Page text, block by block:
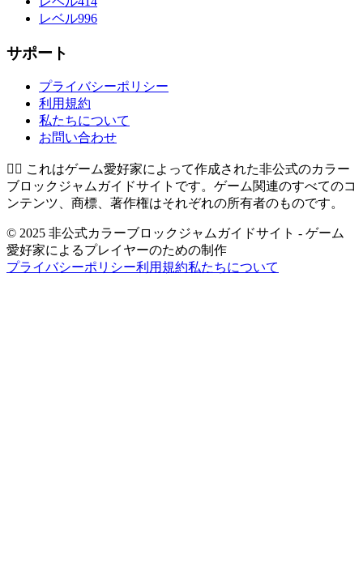
レベル996
サポート
プライバシーポリシー
利用規約
私たちについて
お問い合わせ
👉🏻 これはゲーム愛好家によって作成された非公式のカラー
ブロックジャムガイドサイトです。ゲーム関連のすべてのコ
ンテンツ、商標、著作権はそれぞれの所有者のものです。
© 2025 非公式カラーブロックジャムガイドサイト - ゲーム
愛好家によるプレイヤーのための制作
プライバシーポリシー利用規約私たちについて